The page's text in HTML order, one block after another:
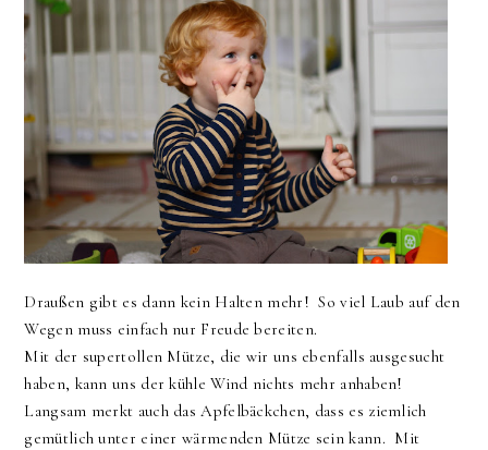
Draußen gibt es dann kein Halten mehr! So viel Laub auf den
Wegen muss einfach nur Freude bereiten.
Mit der supertollen Mütze, die wir uns ebenfalls ausgesucht
haben, kann uns der kühle Wind nichts mehr anhaben!
Langsam merkt auch das Apfelbäckchen, dass es ziemlich
gemütlich unter einer wärmenden Mütze sein kann. Mit